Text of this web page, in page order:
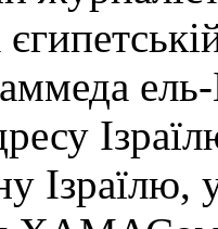
ель-
Ізраїлю,